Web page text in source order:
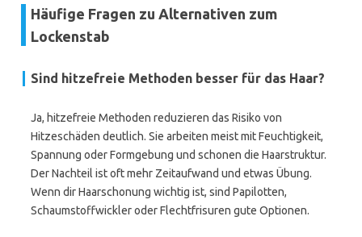
Häufige Fragen zu Alternativen zum
Lockenstab
Sind hitzefreie Methoden besser für das Haar?
Ja, hitzefreie Methoden reduzieren das Risiko von
Hitzeschäden deutlich. Sie arbeiten meist mit Feuchtigkeit,
Spannung oder Formgebung und schonen die Haarstruktur.
Der Nachteil ist oft mehr Zeitaufwand und etwas Übung.
Wenn dir Haarschonung wichtig ist, sind Papilotten,
Schaumstoffwickler oder Flechtfrisuren gute Optionen.